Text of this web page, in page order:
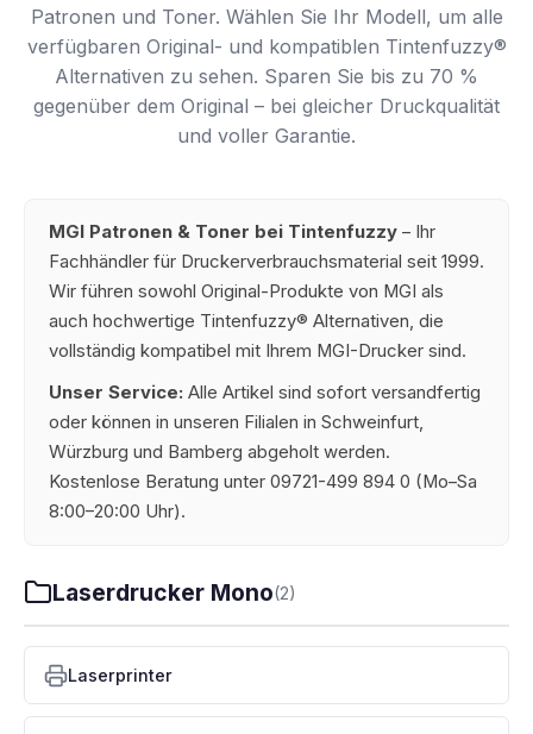
Patronen und Toner. Wählen Sie Ihr Modell, um alle
verfügbaren Original- und kompatiblen Tintenfuzzy®
Alternativen zu sehen. Sparen Sie bis zu 70 %
gegenüber dem Original – bei gleicher Druckqualität
und voller Garantie.
MGI Patronen & Toner bei Tintenfuzzy – Ihr
Fachhändler für Druckerverbrauchsmaterial seit 1999.
Wir führen sowohl Original-Produkte von MGI als
auch hochwertige Tintenfuzzy® Alternativen, die
vollständig kompatibel mit Ihrem MGI-Drucker sind.
Unser Service: Alle Artikel sind sofort versandfertig
oder können in unseren Filialen in Schweinfurt,
Würzburg und Bamberg abgeholt werden.
Kostenlose Beratung unter 09721-499 894 0 (Mo–Sa
8:00–20:00 Uhr).
Laserdrucker Mono(2)
Laserprinter